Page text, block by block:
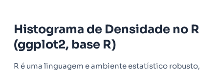
Histograma de Densidade no R
(ggplot2, base R)
R é uma linguagem e ambiente estatístico robusto,